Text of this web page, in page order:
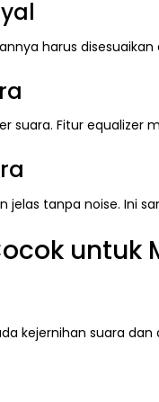
harus
suara. Fitur equalizer
tanpa noise. Ini
untuk
kejernihan suara dan